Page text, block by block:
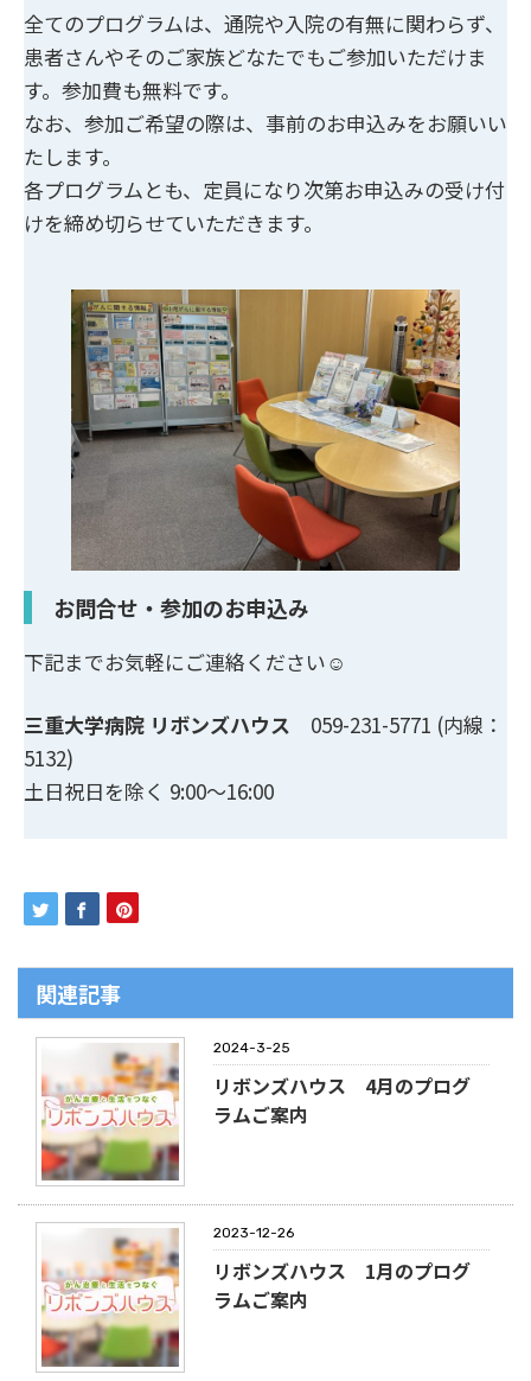
全てのプログラムは、通院や入院の有無に関わらず、
患者さんやそのご家族どなたでもご参加いただけま
す。参加費も無料です。
なお、参加ご希望の際は、事前のお申込みをお願いい
たします。
各プログラムとも、定員になり次第お申込みの受け付
けを締め切らせていただきます。
お問合せ・参加のお申込み
下記までお気軽にご連絡ください☺
三重大学病院 リボンズハウス 059-231-5771 (内線：
5132)
土日祝日を除く 9:00～16:00
関連記事
2024-3-25
リボンズハウス 4月のプログ
ラムご案内
2023-12-26
リボンズハウス 1月のプログ
ラムご案内